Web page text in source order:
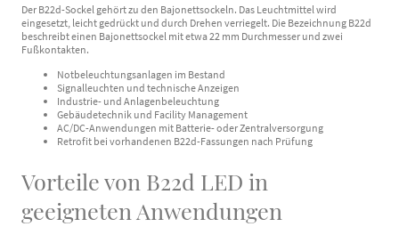
Der B22d-Sockel gehört zu den Bajonettsockeln. Das Leuchtmittel wird
eingesetzt, leicht gedrückt und durch Drehen verriegelt. Die Bezeichnung B22d
beschreibt einen Bajonettsockel mit etwa 22 mm Durchmesser und zwei
Fußkontakten.
Notbeleuchtungsanlagen im Bestand
Signalleuchten und technische Anzeigen
Industrie- und Anlagenbeleuchtung
Gebäudetechnik und Facility Management
AC/DC-Anwendungen mit Batterie- oder Zentralversorgung
Retrofit bei vorhandenen B22d-Fassungen nach Prüfung
Vorteile von B22d LED in
geeigneten Anwendungen